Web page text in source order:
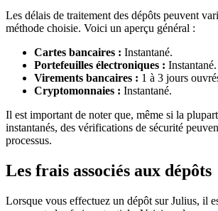
Les délais de traitement des dépôts peuvent
méthode choisie. Voici un aperçu général :
Cartes bancaires : Instantané.
Portefeuilles électroniques : Instantané.
Virements bancaires : 1 à 3 jours
Cryptomonnaies : Instantané.
Il est important de noter que, même si la
instantanés, des vérifications de sécurité
processus.
Les frais associés aux dépôts
Lorsque vous effectuez un dépôt sur Julius, il